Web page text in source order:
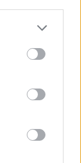
more Google
may click to
party tags to
below Google